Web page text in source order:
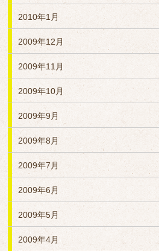
2010年1月
2009年12月
2009年11月
2009年10月
2009年9月
2009年8月
2009年7月
2009年6月
2009年5月
2009年4月